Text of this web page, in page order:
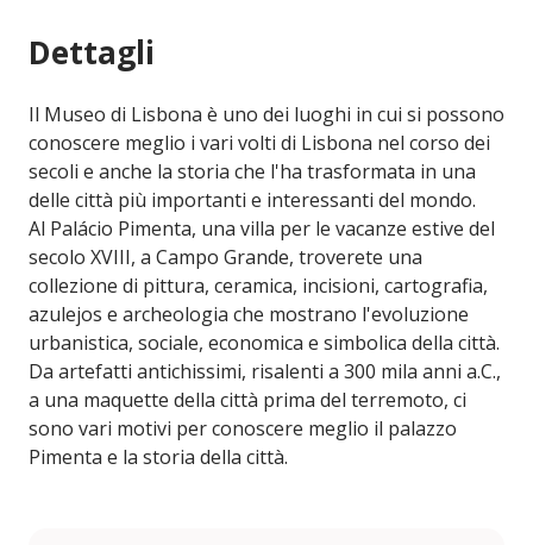
Dettagli
Il Museo di Lisbona è uno dei luoghi in cui si possono
conoscere meglio i vari volti di Lisbona nel corso dei
secoli e anche la storia che l'ha trasformata in una
delle città più importanti e interessanti del mondo.
Al Palácio Pimenta, una villa per le vacanze estive del
secolo XVIII, a Campo Grande, troverete una
collezione di pittura, ceramica, incisioni, cartografia,
azulejos e archeologia che mostrano l'evoluzione
urbanistica, sociale, economica e simbolica della città.
Da artefatti antichissimi, risalenti a 300 mila anni a.C.,
a una maquette della città prima del terremoto, ci
sono vari motivi per conoscere meglio il palazzo
Pimenta e la storia della città.